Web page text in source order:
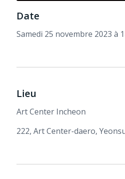
Date
Samedi 25 novembre 2023 à
Lieu
Art Center Incheon
222, Art Center-daero,